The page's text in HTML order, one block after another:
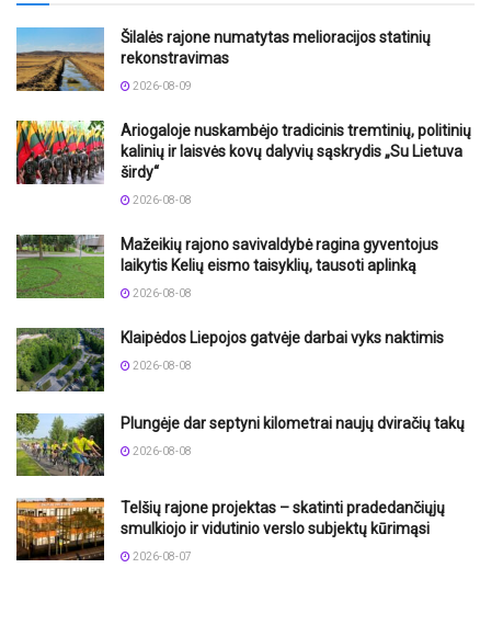
Šilalės rajone numatytas melioracijos statinių
rekonstravimas
2026-08-09
Ariogaloje nuskambėjo tradicinis tremtinių, politinių
kalinių ir laisvės kovų dalyvių sąskrydis „Su Lietuva
širdy“
2026-08-08
Mažeikių rajono savivaldybė ragina gyventojus
laikytis Kelių eismo taisyklių, tausoti aplinką
2026-08-08
Klaipėdos Liepojos gatvėje darbai vyks naktimis
2026-08-08
Plungėje dar septyni kilometrai naujų dviračių takų
2026-08-08
Telšių rajone projektas – skatinti pradedančiųjų
smulkiojo ir vidutinio verslo subjektų kūrimąsi
2026-08-07